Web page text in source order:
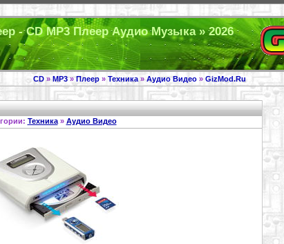
- CD MP3 Плеер Аудио Музыка » 2026
CD »MP3»Плеер » Техника » Аудио Видео » GizMod.Ru
Техника» Аудио Видео